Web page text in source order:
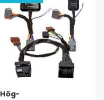
Hög-